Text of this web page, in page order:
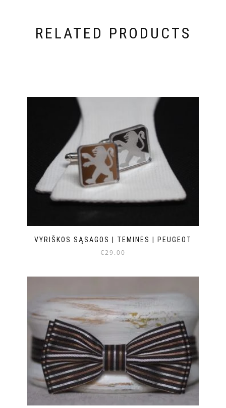
RELATED PRODUCTS
VYRIŠKOS SĄSAGOS | TEMINĖS | PEUGEOT
€29.00